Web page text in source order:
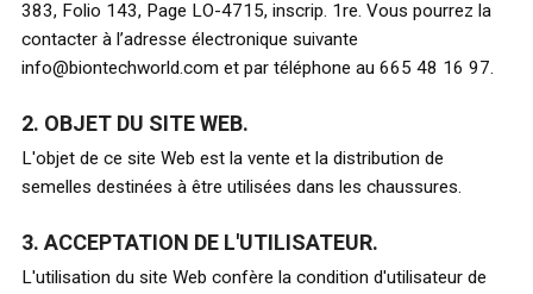
383, Folio 143, Page LO-4715, inscrip. 1re. Vous pourrez la
contacter à l’adresse électronique suivante
info@biontechworld.com et par téléphone au 665 48 16 97.
2. OBJET DU SITE WEB.
L'objet de ce site Web est la vente et la distribution de
semelles destinées à être utilisées dans les chaussures.
3. ACCEPTATION DE L'UTILISATEUR.
L'utilisation du site Web confère la condition d'utilisateur de